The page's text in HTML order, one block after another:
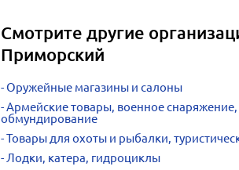
Смотрите другие
Приморский
Оружейные магазины и салоны
Армейские товары, военное
обмундирование
Товары для охоты и рыбалки,
Лодки, катера, гидроциклы